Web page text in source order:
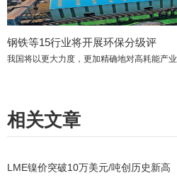
钢铁等15行业将开展环保分级评
我国将以更大力度，更加精确地对高耗能产业
相关文章
LME镍价突破10万美元/吨创历史新高